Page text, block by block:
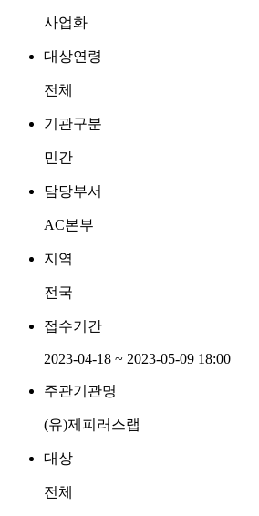
사업화
대상연령
전체
기관구분
민간
담당부서
AC본부
지역
전국
접수기간
2023-04-18 ~ 2023-05-09 18:00
주관기관명
(유)제피러스랩
대상
전체